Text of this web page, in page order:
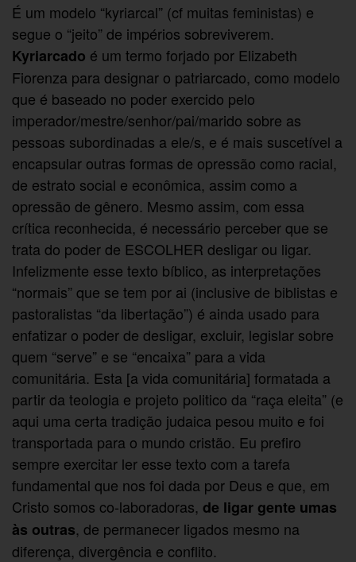
É um modelo “kyriarcal” (cf muitas feministas) e
segue o “jeito” de impérios sobreviverem.
Kyriarcado é um termo forjado por Elizabeth
Fiorenza para designar o patriarcado, como modelo
que é baseado no poder exercido pelo
imperador/mestre/senhor/pai/marido sobre as
pessoas subordinadas a ele/s, e é mais suscetível a
encapsular outras formas de opressão como racial,
de estrato social e econômica, assim como a
opressão de gênero. Mesmo assim, com essa
crítica reconhecida, é necessário perceber que se
trata do poder de ESCOLHER desligar ou ligar.
Infelizmente esse texto bíblico, as interpretações
“normais” que se tem por ai (inclusive de biblistas e
pastoralistas “da libertação”) é ainda usado para
enfatizar o poder de desligar, excluir, legislar sobre
quem “serve” e se “encaixa” para a vida
comunitária. Esta [a vida comunitária] formatada a
partir da teologia e projeto politico da “raça eleita” (e
aqui uma certa tradição judaica pesou muito e foi
transportada para o mundo cristão. Eu prefiro
sempre exercitar ler esse texto com a tarefa
fundamental que nos foi dada por Deus e que, em
Cristo somos co-laboradoras, de ligar gente umas
às outras, de permanecer ligados mesmo na
diferença, divergência e conflito.